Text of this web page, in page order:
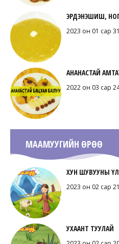
ЭРДЭНЭШИШ,
2023 он 01 сар 31
АНАНАСТАЙ
2022 он 03 сар
МААМУУГИЙН ӨРӨӨ
ХУН ШУВУУНЫ
2023 он 02 сар 21
УХААНТ ТУУЛАЙ